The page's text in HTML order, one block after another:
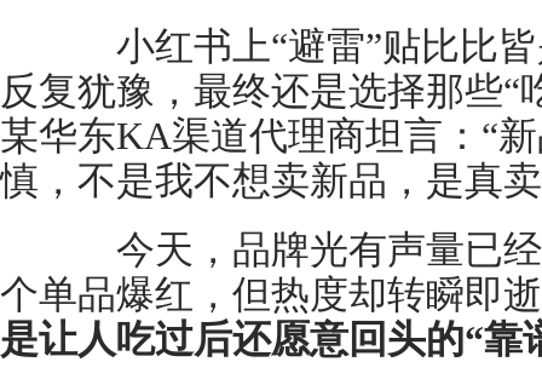
小红书上“避雷”贴比比皆
反复犹豫，最终还是选择那些“
某华东KA渠道代理商坦言：“
慎，不是我不想卖新品，是真
今天，品牌光有声量已经
个单品爆红，但热度却转瞬即
是让人吃过后还愿意回头的“靠